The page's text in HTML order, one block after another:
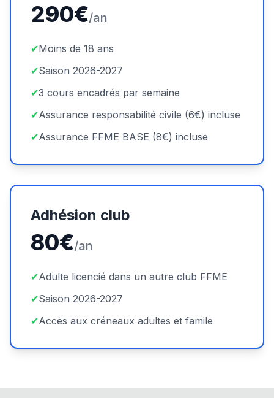
290€/an
✔Moins de 18 ans
✔Saison 2026-2027
✔3 cours encadrés par semaine
✔Assurance responsabilité civile (6€) incluse
✔Assurance FFME BASE (8€) incluse
Adhésion club
80€/an
✔Adulte licencié dans un autre club FFME
✔Saison 2026-2027
✔Accès aux créneaux adultes et famile